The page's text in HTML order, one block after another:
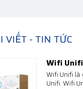
VIẾT - TIN TỨC
Wifi
Wifi Unifi là
Unifi. Wifi